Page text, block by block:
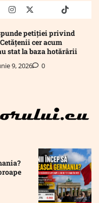
instagram
twitter truthtiktok
petiției privind
cer acum
stat la baza hotărârii
9, 2026 0